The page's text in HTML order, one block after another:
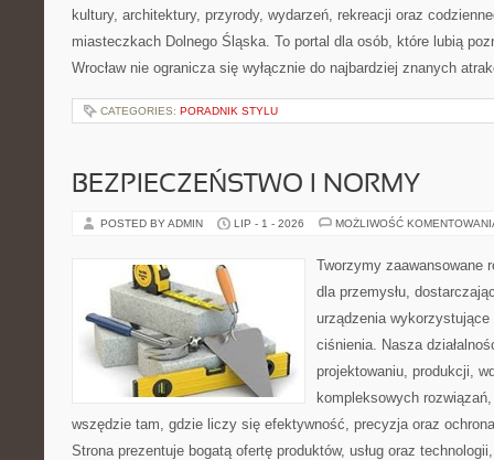
kultury, architektury, przyrody, wydarzeń, rekreacji oraz
miasteczkach Dolnego Śląska. To portal dla osób, które lubią
Wrocław nie ogranicza się wyłącznie do najbardziej znanych
CATEGORIES: PORADNIK STYLU
BEZPIECZEŃSTWO I NORMY
POSTED BY ADMIN LIP - 1 - 2026 MOŻLIWOŚĆ
Tworzymy zaawansowane
dla przemysłu,
urządzenia
ciśnienia. Nasza
projektowaniu, produkcji,
kompleksowych
wszędzie tam, gdzie liczy się efektywność, precyzja oraz
Strona prezentuje bogatą ofertę produktów, usług oraz